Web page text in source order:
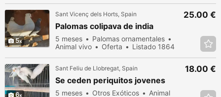
5
Sant Vicenç dels Horts, Spain
Palomas colipava de india
5 meses
Palomas ornamentales
Animal vivo
Oferta
Listado 1864
25.00 €
6
Sant Feliu de Llobregat, Spain
Se ceden periquitos jovenes
5 meses Otros Exóticos
Animal
18.00 €